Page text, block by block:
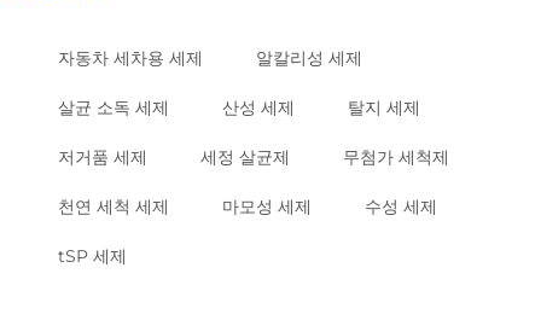
자동차 세차용 세제 알칼리성 세제
살균 소독 세제 산성 세제 탈지 세제
저거품 세제 세정 살균제 무첨가 세척제
천연 세척 세제 마모성 세제 수성 세제
tSP 세제